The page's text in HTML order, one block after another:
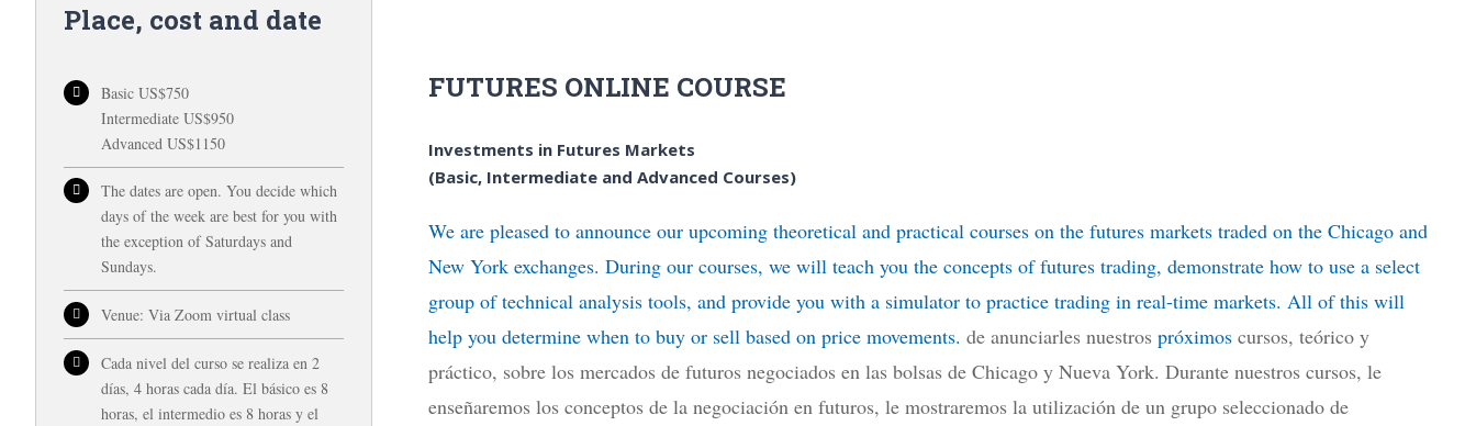
Place, cost and date
Basic US$750
Intermediate US$950
Advanced US$1150
The dates are open. You decide which
days of the week are best for you with
the exception of Saturdays and
Sundays.
Venue: Via Zoom virtual class
Cada nivel del curso se realiza en 2
días, 4 horas cada día. El básico es 8
horas, el intermedio es 8 horas y el
FUTURES ONLINE COURSE
Investments in Futures Markets
(Basic, Intermediate and Advanced Courses)
We are pleased to announce our upcoming theoretical and practical courses on the futures markets traded on the Chicago and
New York exchanges. During our courses, we will teach you the concepts of futures trading, demonstrate how to use a select
group of technical analysis tools, and provide you with a simulator to practice trading in real-time markets. All of this will
help you determine when to buy or sell based on price movements. de anunciarles nuestrospróximos cursos, teórico y
práctico, sobre los mercados de futuros negociados en las bolsas de Chicago y Nueva York. Durante nuestros cursos, le
enseñaremos los conceptos de la negociación en futuros, le mostraremos la utilización de un grupo seleccionado de